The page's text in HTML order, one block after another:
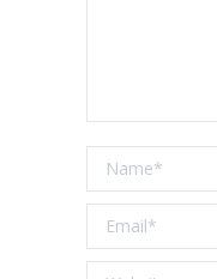
Name *
Email *
Website